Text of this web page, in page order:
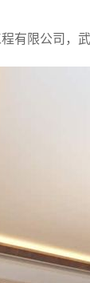
有限公司，